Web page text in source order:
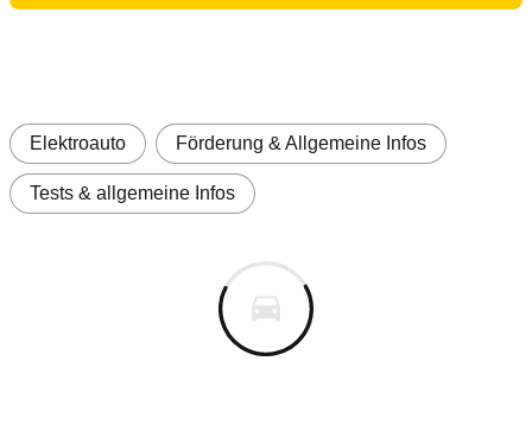
Elektroauto Förderung & Allgemeine Infos
Tests & allgemeine Infos